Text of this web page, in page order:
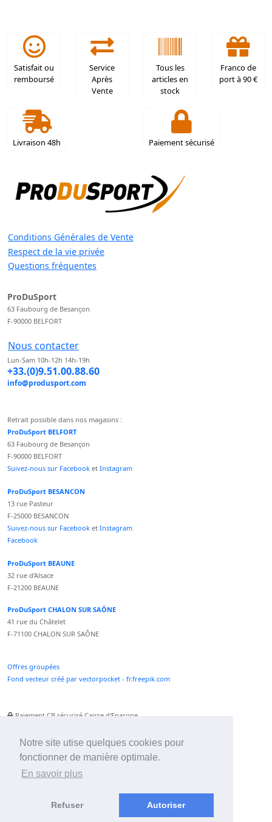
Notre site utise quelques cookies pour
fonctionner de manière optimale.
En savoir plus
Refuser Autoriser
Satisfait ou
remboursé
Service
Après
Vente
Tous les
articles en
stock
Franco de
port à 90 €
Livraison 48h Paiement sécurisé
Conditions Générales de Vente
Respect de la vie privée
Questions fréquentes
ProDuSport
63 Faubourg de Besançon
F-90000 BELFORT
Nous contacter
Lun-Sam 10h-12h 14h-19h
+33.(0)9.51.00.88.60
info@produsport.com
Retrait possible dans nos magasins :
ProDuSport BELFORT
63 Faubourg de Besançon
F-90000 BELFORT
Suivez-nous sur Facebook et Instagram
ProDuSport BESANCON
13 rue Pasteur
F-25000 BESANCON
Suivez-nous sur Facebook et Instagram
Facebook
ProDuSport BEAUNE
32 rue d'Alsace
F-21200 BEAUNE
ProDuSport CHALON SUR SAÔNE
41 rue du Châtelet
F-71100 CHALON SUR SAÔNE
Offres groupées
Fond vecteur créé par vectorpocket - fr.freepik.com
Paiement CB sécurisé Caisse d'Epargne
Paiement Paypal accepté